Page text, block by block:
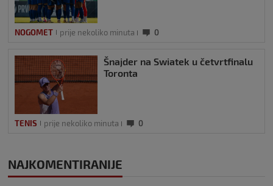
NOGOMET prije nekoliko minuta 0
Šnajder na Swiatek u četvrtfinalu
Toronta
TENIS prije nekoliko minuta 0
NAJKOMENTIRANIJE